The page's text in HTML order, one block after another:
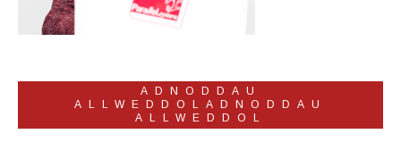
ADNODDAU
ALLWEDDOLADNODDAU
ALLWEDDOL